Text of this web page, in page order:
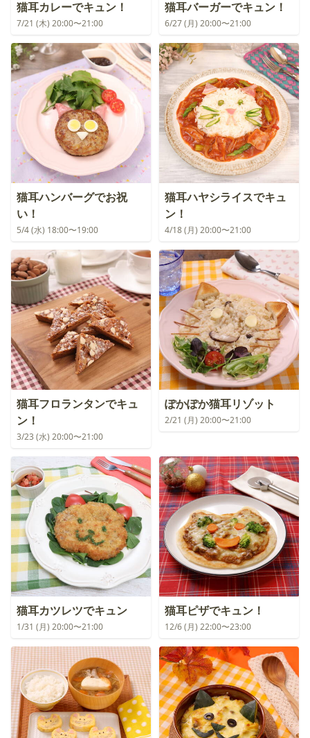
猫耳カレーでキュン！
7/21 (木) 20:00〜21:00
猫耳バーガーでキュン！
6/27 (月) 20:00〜21:00
猫耳ハンバーグでお祝
い！
5/4 (水) 18:00〜19:00
猫耳ハヤシライスでキュ
ン！
4/18 (月) 20:00〜21:00
猫耳フロランタンでキュ
ン！
3/23 (水) 20:00〜21:00
ぽかぽか猫耳リゾット
2/21 (月) 20:00〜21:00
猫耳カツレツでキュン
1/31 (月) 20:00〜21:00
猫耳ピザでキュン！
12/6 (月) 22:00〜23:00